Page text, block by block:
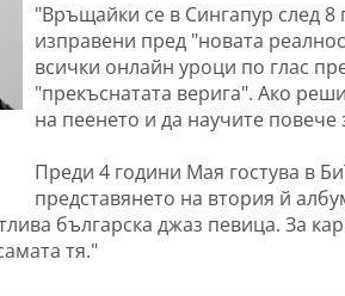
"Връщайки се в Сингапур след
изправени пред "новата
всички онлайн уроци по глас
"прекъснатата верига". Ако
на пеенето и да научите повече
Преди 4 години Мая гостува в
представянето на втория й
българска джаз певица. За
тя."